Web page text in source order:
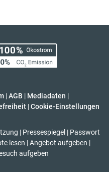
|AGB | Mediadaten |
| Cookie-Einstellungen
| Pressespiegel | Passwort
lesen | Angebot aufgeben |
aufgeben